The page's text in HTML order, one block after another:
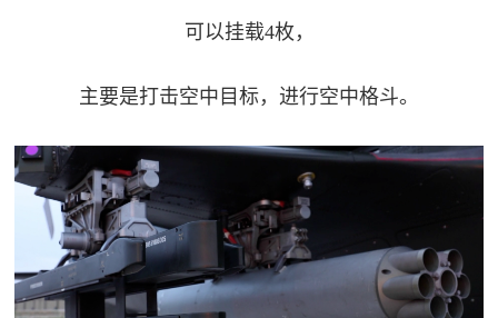
可以挂载4枚，
主要是打击空中目标，进行空中格斗。